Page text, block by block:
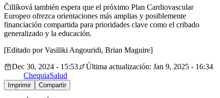
Čillíková también espera que el próximo Plan Cardiovascular
Europeo ofrezca orientaciones más amplias y posiblemente
financiación compartida para prioridades clave como el cribado
generalizado y la educación.
[Editado por Vasiliki Angouridi, Brian Maguire]
Dec 30, 2024 - 15:53
Última actualización: Jan 9, 2025 - 16:34
ChequiaSalud
Imprimir Compartir